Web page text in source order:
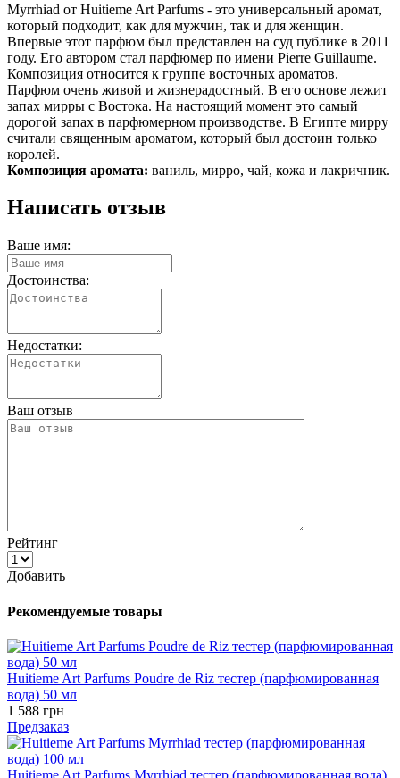
Myrrhiad от Huitieme Art Parfums - это универсальный аромат,
который подходит, как для мужчин, так и для женщин.
Впервые этот парфюм был представлен на суд публике в 2011
году. Его автором стал парфюмер по имени Pierre Guillaume.
Композиция относится к группе восточных ароматов.
Парфюм очень живой и жизнерадостный. В его основе лежит
запах мирры с Востока. На настоящий момент это самый
дорогой запах в парфюмерном производстве. В Египте мирру
считали священным ароматом, который был достоин только
королей.
Композиция аромата: ваниль, мирро, чай, кожа и лакричник.
Написать отзыв
Ваше имя:
Достоинства:
Недостатки:
Ваш отзыв
Рейтинг
Добавить
Рекомендуемые товары
Huitieme Art Parfums Poudre de Riz тестер (парфюмированная
вода) 50 мл
1 588 грн
Предзаказ
Huitieme Art Parfums Myrrhiad тестер (парфюмированная вода)